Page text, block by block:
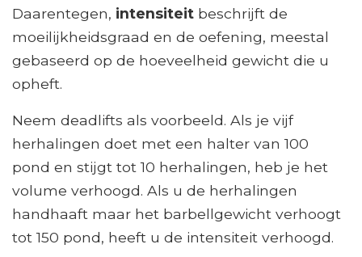
Daarentegen, intensiteit beschrijft de
moeilijkheidsgraad en de oefening, meestal
gebaseerd op de hoeveelheid gewicht die u
opheft.
Neem deadlifts als voorbeeld. Als je vijf
herhalingen doet met een halter van 100
pond en stijgt tot 10 herhalingen, heb je het
volume verhoogd. Als u de herhalingen
handhaaft maar het barbellgewicht verhoogt
tot 150 pond, heeft u de intensiteit verhoogd.